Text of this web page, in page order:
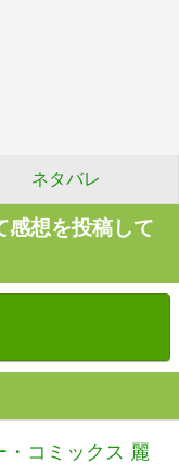
ネタバレ
感想を投稿して
・コミックス 麗